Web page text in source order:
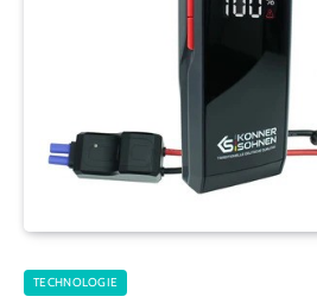
TECHNOLOGIE